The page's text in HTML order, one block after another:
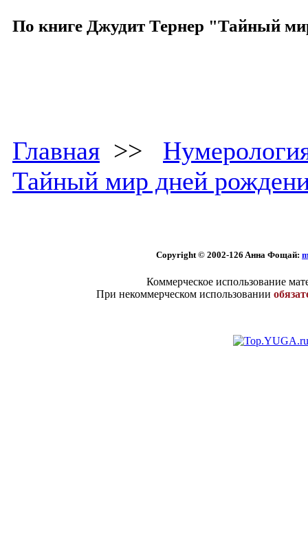
По книге Джудит Тернер "Тайный
Главная >>
Тайный мир дней
Copyright © 2002-126 Aннa Фoщaй:
Коммерческое использование
При некоммерческом использовании